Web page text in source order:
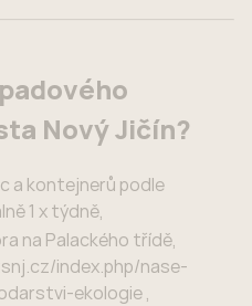
Nový Jičín?
a kontejnerů podle
1 x týdně,
na Palackého třídě,
index.php/nase-
ekologie ,